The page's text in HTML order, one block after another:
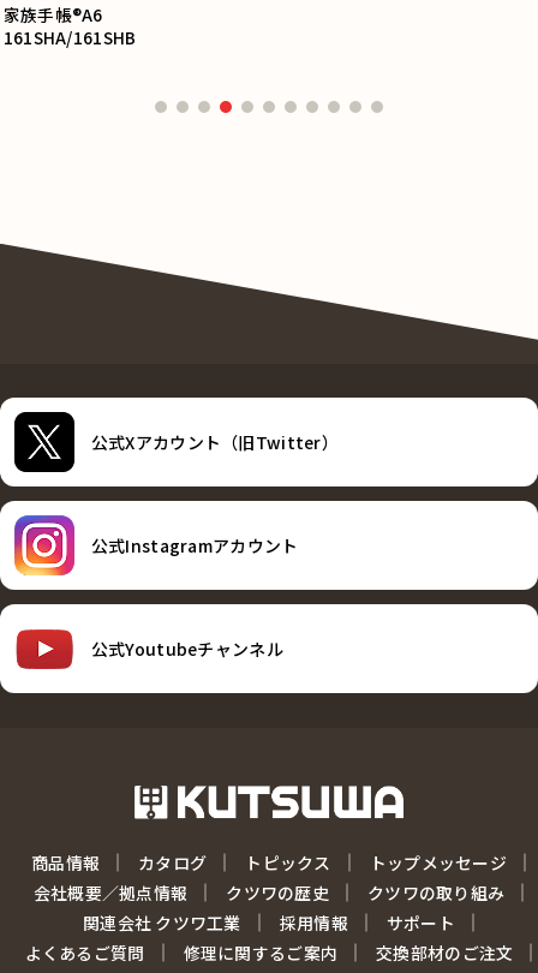
家族手帳®A6
161SHA/161SHB
公式Xアカウント（旧Twitter）
公式Instagramアカウント
公式Youtubeチャンネル
商品情報 カタログ トピックス
トップメッセージ
会社概要／拠点情報
クツワの歴史
クツワの取り組み
関連会社 クツワ工業
採用情報
サポート
よくあるご質問
修理に関するご案内
交換部材のご注文